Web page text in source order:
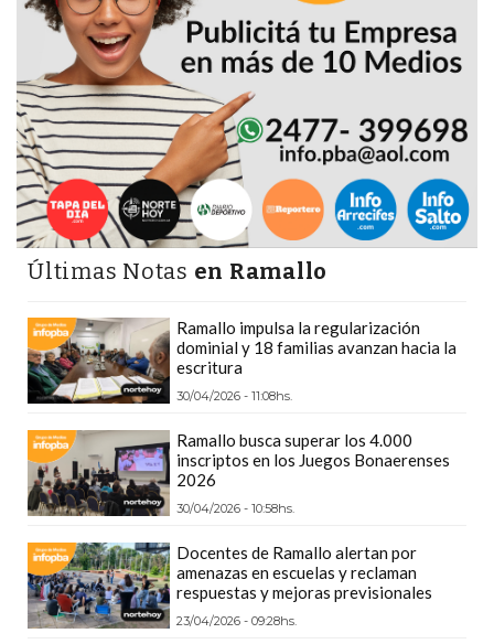
PRECIOS
WHEY
PROTEIN
EN
PERGAMINO:
DÓNDE
COMPRAR
EL
MEJOR
GIMNASIO
PERGAMINO
CREAR
TIENDA
GRATIS
SUPLEMENTOS
DEPORTIVOS
EN
PERGAMINO:
DÓNDE
COMPRAR
Últimas Notas en Ramallo
Ramallo impulsa la regularización
dominial y 18 familias avanzan hacia la
escritura
30/04/2026 - 11:08hs.
Ramallo busca superar los 4.000
inscriptos en los Juegos Bonaerenses
2026
30/04/2026 - 10:58hs.
Docentes de Ramallo alertan por
amenazas en escuelas y reclaman
respuestas y mejoras previsionales
23/04/2026 - 09:28hs.